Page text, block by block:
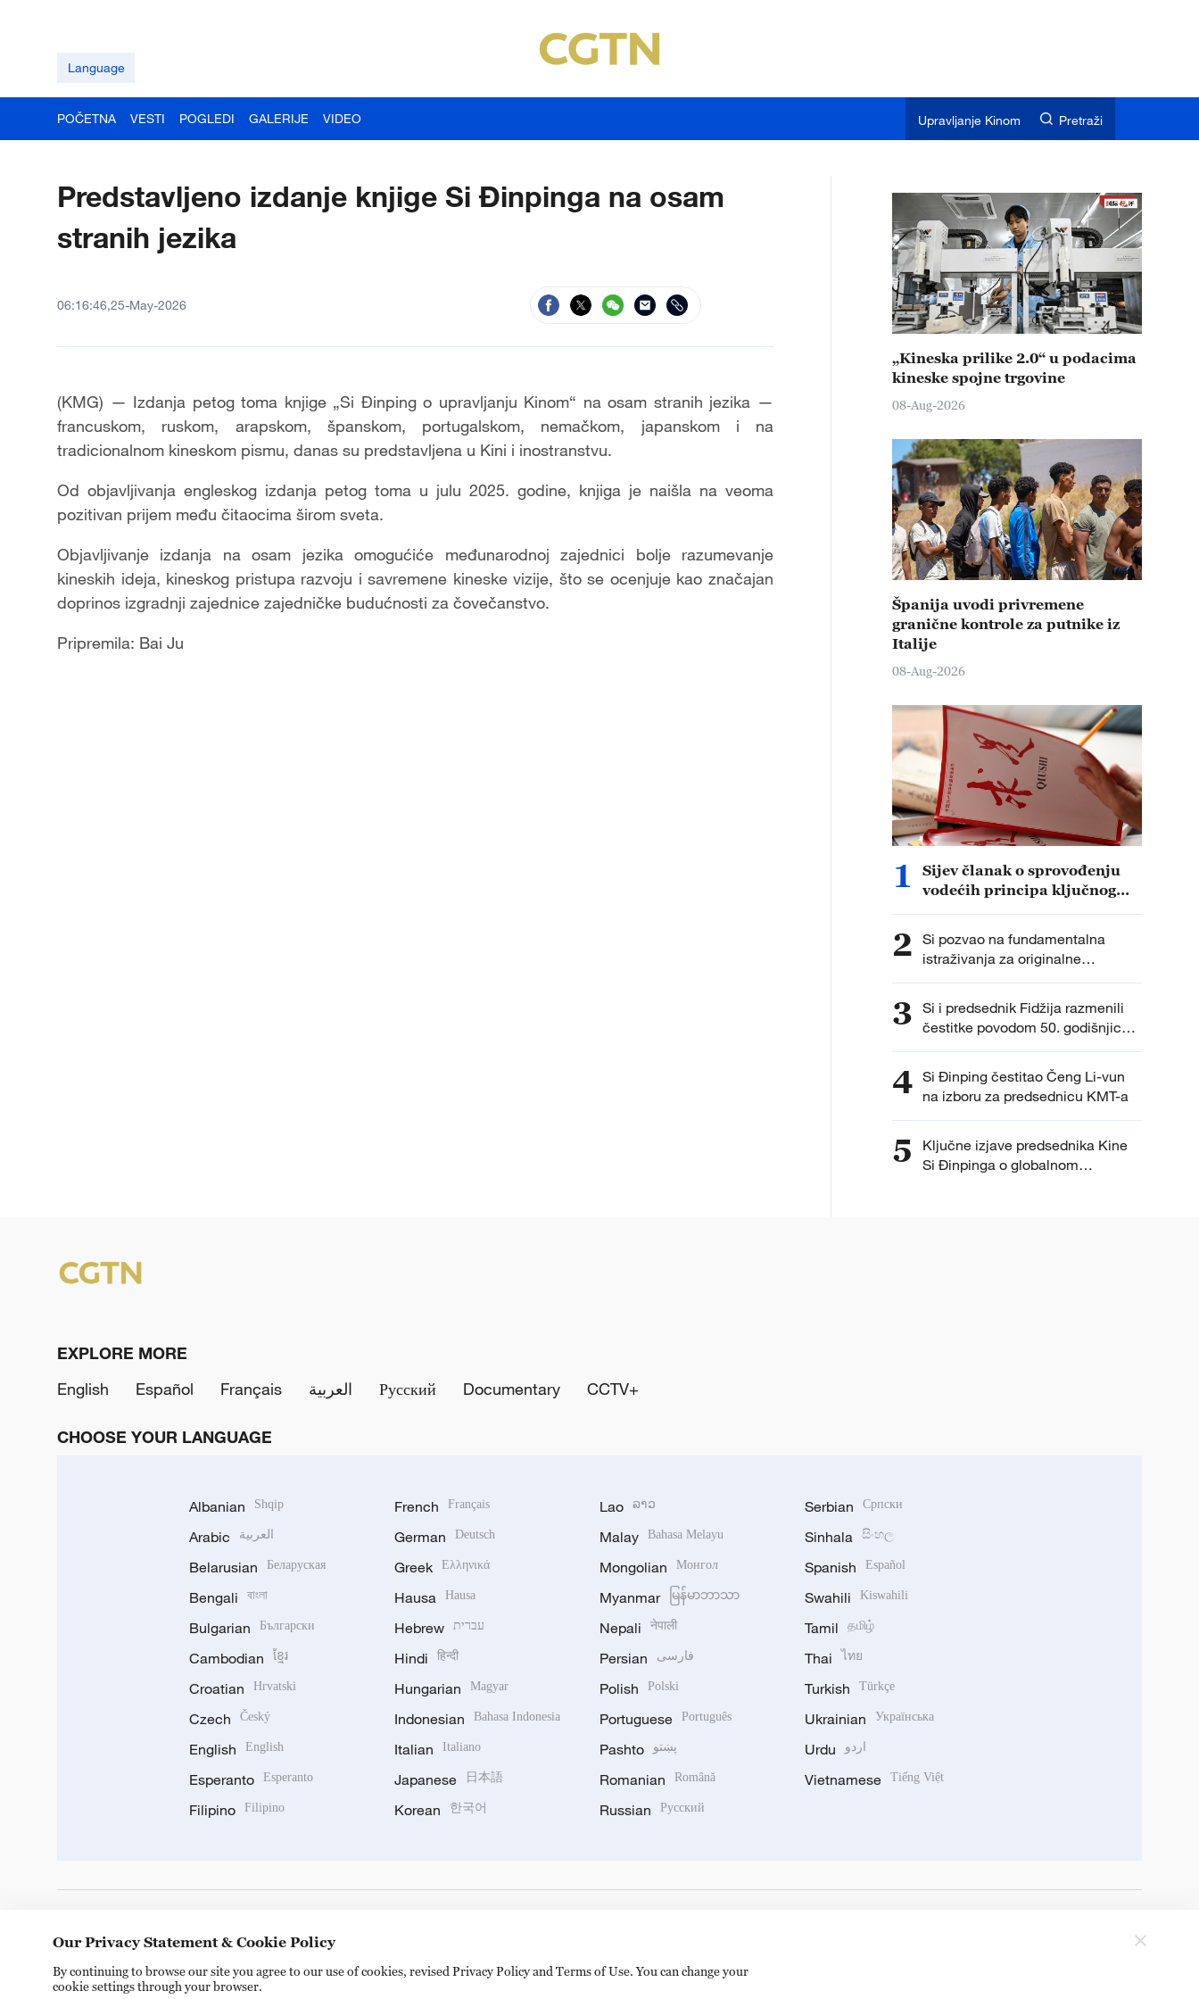
Language
POČETNA VESTI POGLEDI GALERIJE VIDEO Upravljanje Kinom Pretraži
Predstavljeno izdanje knjige Si Đinpinga na osam
stranih jezika
06:16:46,25-May-2026
(KMG) — Izdanja petog toma knjige „Si Đinping o upravljanju Kinom“ na osam stranih jezika —
francuskom, ruskom, arapskom, španskom, portugalskom, nemačkom, japanskom i na
tradicionalnom kineskom pismu, danas su predstavljena u Kini i inostranstvu.
Od objavljivanja engleskog izdanja petog toma u julu 2025. godine, knjiga je naišla na veoma
pozitivan prijem među čitaocima širom sveta.
Objavljivanje izdanja na osam jezika omogućiće međunarodnoj zajednici bolje razumevanje
kineskih ideja, kineskog pristupa razvoju i savremene kineske vizije, što se ocenjuje kao značajan
doprinos izgradnji zajednice zajedničke budućnosti za čovečanstvo.
Pripremila: Bai Ju
„Kineska prilike 2.0“ u podacima
kineske spojne trgovine
08-Aug-2026
Španija uvodi privremene
granične kontrole za putnike iz
Italije
08-Aug-2026
1
Sijev članak o sprovođenju
vodećih principa ključnog
2 Si pozvao na fundamentalna
istraživanja za originalne
inovacije
3 Si i predsednik Fidžija razmenili
čestitke povodom 50. godišnjice
uspostavljanja diplomatskih
4 Si Đinping čestitao Čeng Li-vun
na izboru za predsednicu KMT-a
5
Ključne izjave predsednika Kine
Si Đinpinga o globalnom
EXPLORE MORE
English
Español Français العربية Русский Documentary CCTV+
CHOOSE YOUR LANGUAGE
Albanian Shqip
Arabic العربية
Belarusian Беларуская
Bengali বাংলা
Bulgarian Български
Cambodian ខ្មែរ
Croatian Hrvatski
Czech Český
English English
Esperanto Esperanto
Filipino Filipino
French Français
German Deutsch
Greek Ελληνικά
Hausa Hausa
Hebrew עברית
Hindi हिन्दी
Hungarian Magyar
Indonesian Bahasa Indonesia
Italian Italiano
Japanese 日本語
Korean 한국어
Lao ລາວ
Malay Bahasa Melayu
Mongolian Монгол
Myanmar မြန်မာဘာသာ
Nepali नेपाली
Persian فارسی
Polish Polski
Portuguese Português
Pashto پښتو
Romanian Română
Russian Русский
Serbian Српски
Sinhala සිංහල
Spanish Español
Swahili Kiswahili
Tamil தமிழ்
Thai ไทย
Turkish Türkçe
Ukrainian Українська
Urdu اردو
Vietnamese Tiếng Việt
Our Privacy Statement & Cookie Policy
By continuing to browse our site you agree to our use of cookies, revised Privacy Policy and Terms of Use. You can change your
cookie settings through your browser.